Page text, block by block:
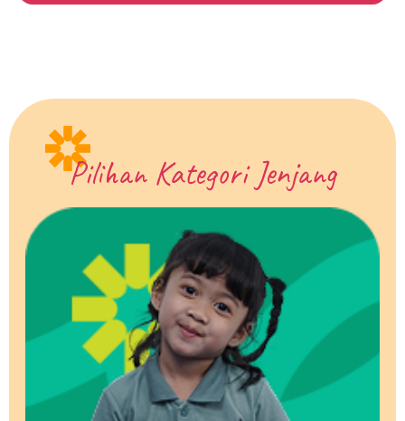
Pilihan Kategori Jenjang